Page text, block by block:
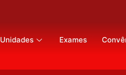
Unidades Exames